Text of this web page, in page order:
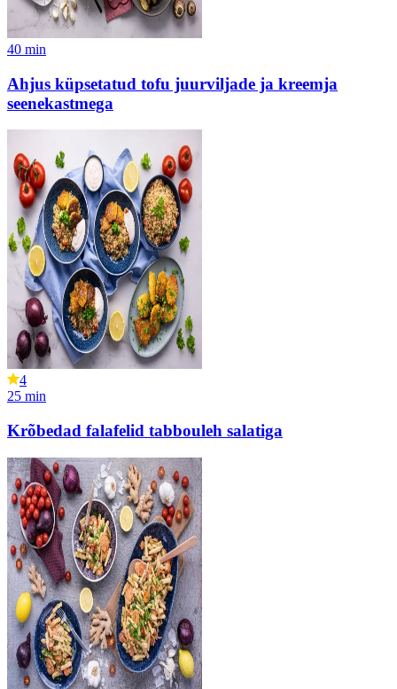
40 min
Ahjus küpsetatud tofu juurviljade ja kreemja
seenekastmega
4
25 min
Krõbedad falafelid tabbouleh salatiga